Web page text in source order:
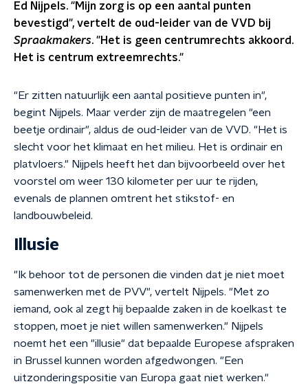
Ed Nijpels. "Mijn zorg is op een aantal punten
bevestigd", vertelt de oud-leider van de VVD bij
Spraakmakers. "Het is geen centrumrechts akkoord.
Het is centrum extreemrechts."
"Er zitten natuurlijk een aantal positieve punten in",
begint Nijpels. Maar verder zijn de maatregelen "een
beetje ordinair", aldus de oud-leider van de VVD. "Het is
slecht voor het klimaat en het milieu. Het is ordinair en
platvloers." Nijpels heeft het dan bijvoorbeeld over het
voorstel om weer 130 kilometer per uur te rijden,
evenals de plannen omtrent het stikstof- en
landbouwbeleid.
Illusie
"Ik behoor tot de personen die vinden dat je niet moet
samenwerken met de PVV", vertelt Nijpels. "Met zo
iemand, ook al zegt hij bepaalde zaken in de koelkast te
stoppen, moet je niet willen samenwerken." Nijpels
noemt het een "illusie" dat bepaalde Europese afspraken
in Brussel kunnen worden afgedwongen. "Een
uitzonderingspositie van Europa gaat niet werken."